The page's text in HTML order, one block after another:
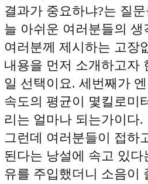
결과가 중요하냐?는 질
늘 아쉬운 여러분들의
여러분께 제시하는 고장
내용을 먼저 소개하고자
일 선택이요. 세번째가
속도의 평균이 몇킬로미
리는 얼마나 되는가이다.
그런데 여러분들이 접하
된다는 낭설에 속고 있
유를 주입했더니 소음이